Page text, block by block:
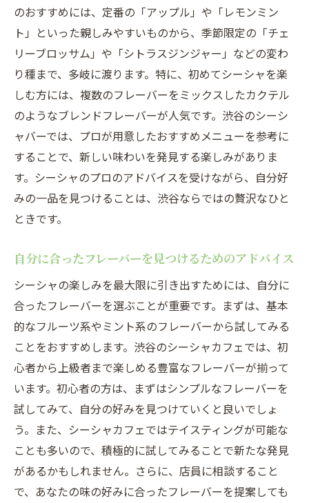
のおすすめには、定番の「アップル」や「レモンミン
ト」といった親しみやすいものから、季節限定の「チェ
リーブロッサム」や「シトラスジンジャー」などの変わ
り種まで、多岐に渡ります。特に、初めてシーシャを楽
しむ方には、複数のフレーバーをミックスしたカクテル
のようなブレンドフレーバーが人気です。渋谷のシーシ
ャバーでは、プロが用意したおすすめメニューを参考に
することで、新しい味わいを発見する楽しみがありま
す。シーシャのプロのアドバイスを受けながら、自分好
みの一品を見つけることは、渋谷ならではの贅沢なひと
ときです。
自分に合ったフレーバーを見つけるためのアドバイス
シーシャの楽しみを最大限に引き出すためには、自分に
合ったフレーバーを選ぶことが重要です。まずは、基本
的なフルーツ系やミント系のフレーバーから試してみる
ことをおすすめします。渋谷のシーシャカフェでは、初
心者から上級者まで楽しめる豊富なフレーバーが揃って
います。初心者の方は、まずはシンプルなフレーバーを
試してみて、自分の好みを見つけていくと良いでしょ
う。また、シーシャカフェではテイスティングが可能な
ことも多いので、積極的に試してみることで新たな発見
があるかもしれません。さらに、店員に相談すること
で、あなたの味の好みに合ったフレーバーを提案しても